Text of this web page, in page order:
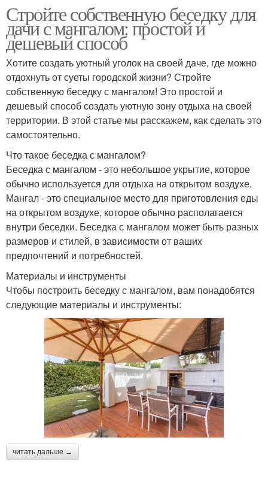
Стройте собственную беседку для
дачи с мангалом: простой и
дешевый способ
Хотите создать уютный уголок на своей даче, где можно
отдохнуть от суеты городской жизни? Стройте
собственную беседку с мангалом! Это простой и
дешевый способ создать уютную зону отдыха на своей
территории. В этой статье мы расскажем, как сделать это
самостоятельно.
Что такое беседка с мангалом?
Беседка с мангалом - это небольшое укрытие, которое
обычно используется для отдыха на открытом воздухе.
Мангал - это специальное место для приготовления еды
на открытом воздухе, которое обычно располагается
внутри беседки. Беседка с мангалом может быть разных
размеров и стилей, в зависимости от ваших
предпочтений и потребностей.
Материалы и инструменты
Чтобы построить беседку с мангалом, вам понадобятся
следующие материалы и инструменты:
читать дальше →